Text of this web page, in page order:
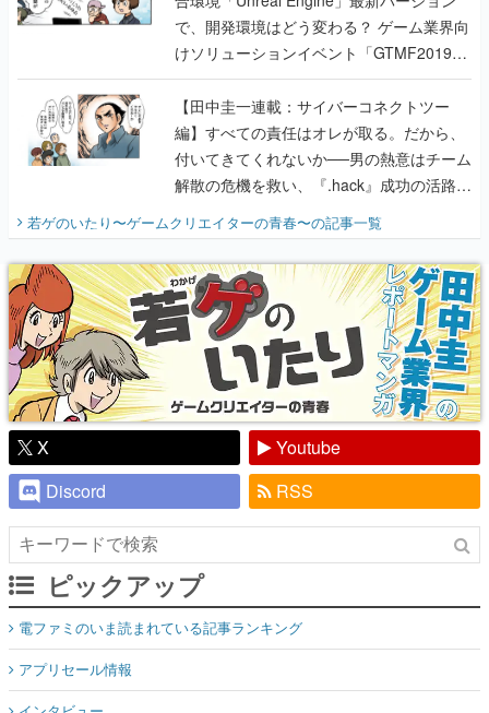
で、開発環境はどう変わる？ ゲーム業界向
けソリューションイベント「GTMF2019」
に行って、より理解を深めよう【PR】
【田中圭一連載：サイバーコネクトツー
編】すべての責任はオレが取る。だから、
付いてきてくれないか──男の熱意はチーム
解散の危機を救い、『.hack』成功の活路を
開く。業界の快男児・松山 洋に流れる血は
『少年ジャンプ』色だった【若ゲのいた
り】
若ゲのいたり〜ゲームクリエイターの青春〜の記事一覧
X
Youtube
Discord
RSS
ピックアップ
電ファミのいま読まれている記事ランキング
アプリセール情報